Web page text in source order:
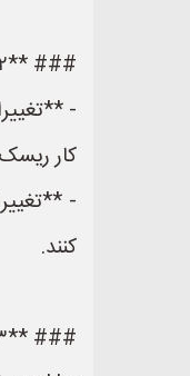
### **۲. تغییرات در مالکیت املاک (در برخی موارد)**
-
کار
-
کنند.
### **۳. تغییرات در قراردادها (بدون نیاز به ثبت رسمی)**